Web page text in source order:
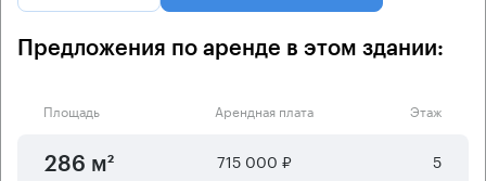
Предложения по аренде в этом здании:
Площадь Арендная плата Этаж
286 м² 715 000 ₽ 5